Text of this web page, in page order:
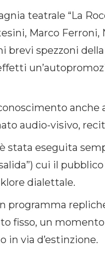
teatrale “La
Marco
brevi spezzoni
audio-visivo,
stata eseguita
cui il
dialettale.
programma
fisso, un
in via d’estinzione.